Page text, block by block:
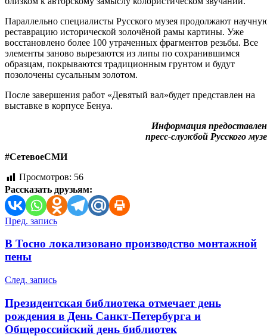
Параллельно специалисты Русского музея продолжают
реставрацию исторической золочёной рамы картины. Уже
восстановлено более 100 утраченных фрагментов резьбы. Все
элементы заново вырезаются из липы по сохранившимся
образцам, покрываются традиционным грунтом и будут
позолочены сусальным золотом.
После завершения работ «Девятый вал»будет представлен на
выставке в корпусе Бенуа.
Информация
пресс-службой Русского
#СетевоеСМИ
Просмотров: 56
Рассказать друзьям:
Навигация
по
записям
Пред. запись
В Тосно локализовано производство монтажной
пены
След. запись
Президентская библиотека отмечает день
рождения в День Санкт-Петербурга и
Общероссийский день библиотек